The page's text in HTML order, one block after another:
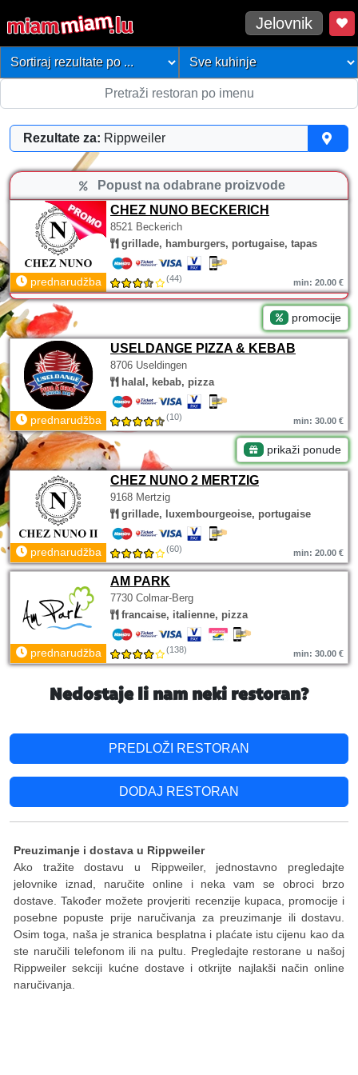
Jelovnik
Rezultate za: Rippweiler
Popust na odabrane proizvode
CHEZ NUNO BECKERICH
8521 Beckerich
grillade, hamburgers, portugaise, tapas
prednarudžba (44) min: 20.00 €
promocije
USELDANGE PIZZA & KEBAB
8706 Useldingen
halal, kebab, pizza
prednarudžba (10) min: 30.00 €
prikaži ponude
CHEZ NUNO 2 MERTZIG
9168 Mertzig
grillade, luxembourgeoise, portugaise
prednarudžba (60) min: 20.00 €
AM PARK
7730 Colmar-Berg
francaise, italienne, pizza
prednarudžba (138) min: 30.00 €
Nedostaje li nam neki restoran?
PREDLOŽI RESTORAN
DODAJ RESTORAN
Preuzimanje i dostava u Rippweiler
Ako tražite dostavu u Rippweiler, jednostavno pregledajte
jelovnike iznad, naručite online i neka vam se obroci brzo
dostave. Također možete provjeriti recenzije kupaca, promocije i
posebne popuste prije naručivanja za preuzimanje ili dostavu.
Osim toga, naša je stranica besplatna i plaćate istu cijenu kao da
ste naručili telefonom ili na pultu. Pregledajte restorane u našoj
Rippweiler sekciji kućne dostave i otkrijte najlakši način online
naručivanja.